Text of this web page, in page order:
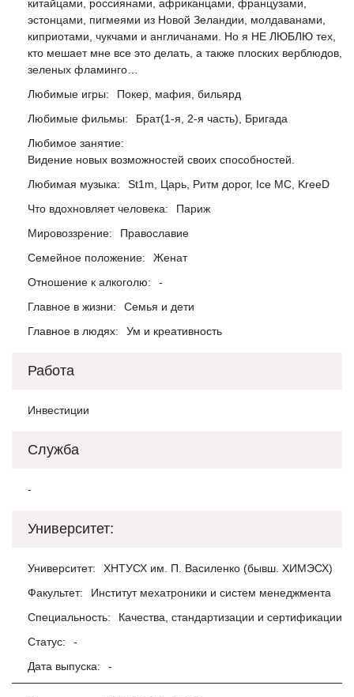
китайцами, россиянами, африканцами, французами,
эстонцами, пигмеями из Новой Зеландии, молдаванами,
киприотами, чукчами и англичанами. Но я НЕ ЛЮБЛЮ тех,
кто мешает мне все это делать, а также плоских верблюдов,
зеленых фламинго…
Любимые игры:
Покер, мафия, бильярд
Любимые фильмы:
Брат(1-я, 2-я часть), Бригада
Любимое занятие:
Видение новых возможностей своих способностей.
Любимая музыка:
St1m, Царь, Ритм дорог, Ice MC, KreeD
Что вдохновляет человека:
Париж
Мировоззрение:
Православие
Семейное положение:
Женат
Отношение к алкоголю:
-
Главное в жизни:
Семья и дети
Главное в людях:
Ум и креативность
Работа
Инвестиции
Служба
-
Университет:
Университет:
ХНТУСХ им. П. Василенко (бывш. ХИМЭСХ)
Факультет:
Институт мехатроники и систем менеджмента
Специальность:
Качества, стандартизации и сертификации
Статус:
-
Дата выпуска:
-